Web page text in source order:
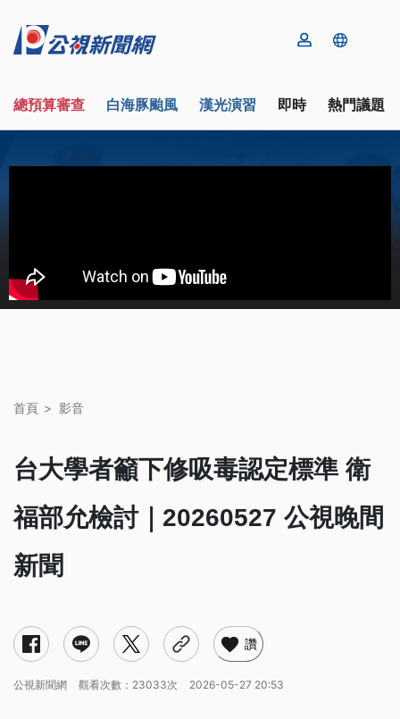
總預算審查 白海豚颱風 漢光演習 即時 熱門議題
首頁 影音
台大學者籲下修吸毒認定標準 衛
福部允檢討｜20260527 公視晚間
新聞
讚
公視新聞網 觀看次數：23033次 2026-05-27 20:53